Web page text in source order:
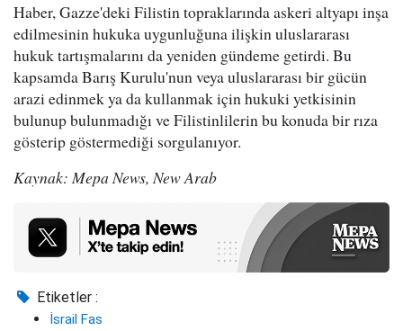
Haber, Gazze'deki Filistin topraklarında askeri altyapı inşa
edilmesinin hukuka uygunluğuna ilişkin uluslararası
hukuk tartışmalarını da yeniden gündeme getirdi. Bu
kapsamda Barış Kurulu'nun veya uluslararası bir gücün
arazi edinmek ya da kullanmak için hukuki yetkisinin
bulunup bulunmadığı ve Filistinlilerin bu konuda bir rıza
gösterip göstermediği sorgulanıyor.
Kaynak: Mepa News, New Arab
Etiketler :
İsrail Fas